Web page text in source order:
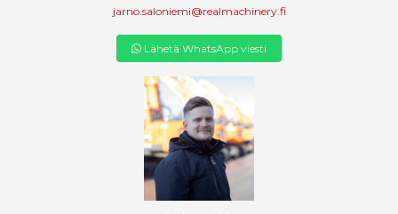
jarno.saloniemi@realmachinery.fi
Lähetä WhatsApp viesti